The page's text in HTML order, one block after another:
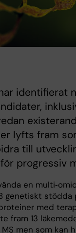
identifierat
lyfts fram
till
progressiv
en
genetiskt stödda
med
fram 13
men som kan